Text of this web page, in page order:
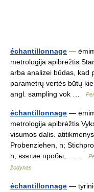
échantillonnage —
metrologija apibrėžtis
arba analizei būdas, kad
parametrų vertės būtų
angl. sampling vok …
échantillonnage —
metrologija apibrėžtis
visumos dalis.
Probenziehen, n;
n; взятие пробы,… …
žodynas
échantillonnage —